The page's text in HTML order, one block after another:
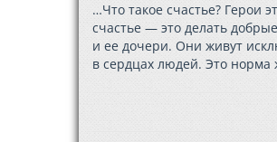
…Что такое счастье? Герои
счастье — это делать
и ее дочери. Они живут
в сердцах людей. Это норма